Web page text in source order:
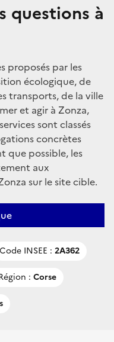
questions à
proposés par les
écologique, de
transports, de la ville
et agir à Zonza,
sont classés
concrètes
que possible, les
aux
sur le site cible.
Code INSEE : 2A362
: Corse